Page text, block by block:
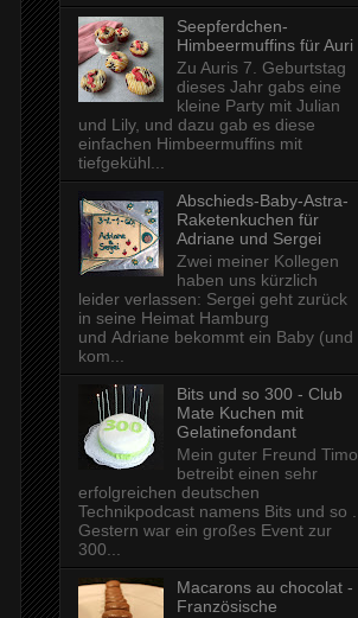
Seepferdchen-
Himbeermuffins für Auri
Zu Auris 7. Geburtstag
dieses Jahr gabs eine
kleine Party mit Julian
und Lily, und dazu gab es diese
einfachen Himbeermuffins mit
tiefgekühl...
Abschieds-Baby-Astra-
Raketenkuchen für
Adriane und Sergei
Zwei meiner Kollegen
haben uns kürzlich
leider verlassen: Sergei geht zurück
in seine Heimat Hamburg
und Adriane bekommt ein Baby (und
kom...
Bits und so 300 - Club
Mate Kuchen mit
Gelatinefondant
Mein guter Freund Timo
betreibt einen sehr
erfolgreichen deutschen
Technikpodcast namens Bits und so .
Gestern war ein großes Event zur
300...
Macarons au chocolat -
Französische